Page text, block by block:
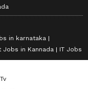
in karnataka
Jobs in Kannada IT Jobs